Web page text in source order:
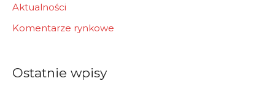
h
f
Aktualności
Komentarze rynkowe
Ostatnie wpisy